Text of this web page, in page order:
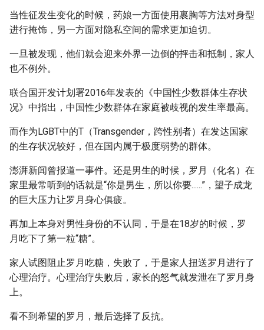
当性征发生变化的时候，药娘一方面使用裹胸等方法对身型
进行掩饰，另一方面对隐私空间的需求更加迫切。
一旦被发现，他们就会迎来外界一边倒的抨击和抵制，家人
也不例外。
联合国开发计划署2016年发表的《中国性少数群体生存状
况》中指出，中国性少数群体在家庭被歧视的发生率最高。
而作为LGBT中的T（Transgender，跨性别者）在发达国家
的生存状况较好，但在国内属于极度弱势的群体。
澎湃新闻曾报道一事件。还是男生的时候，罗月（化名）在
家里最常听到的话就是“你是男生，所以你要......”，望子成龙
的巨大压力让罗月身心俱疲。
再加上本身对男性身份的不认同，于是在18岁的时候，罗
月吃下了第一粒“糖”。
家人试图阻止罗月吃糖，失败了，于是家人扭送罗月进行了
心理治疗。心理治疗失败后，家长的怒气就发泄在了罗月身
上。
看不到希望的罗月，最后选择了反抗。